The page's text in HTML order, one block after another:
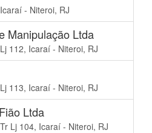
- Niteroi, RJ
Manipulação Ltda
112, Icaraí - Niteroi, RJ
113, Icaraí - Niteroi, RJ
Ltda
Lj 104, Icaraí - Niteroi, RJ